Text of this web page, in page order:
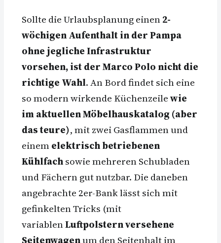
Sollte die Urlaubsplanung einen2-
wöchigen Aufenthalt in der Pampa
ohne jegliche Infrastruktur
vorsehen, ist der Marco Polo nicht die
richtige Wahl. An Bord findet sich eine
so modern wirkende Küchenzeilewie
im aktuellen Möbelhauskatalog (aber
das teure), mit zwei Gasflammen und
einemelektrisch betriebenen
Kühlfachsowie mehreren Schubladen
und Fächern gut nutzbar. Die daneben
angebrachte 2er-Bank lässt sich mit
gefinkelten Tricks (mit
variablenLuftpolstern versehene
Seitenwagenum den Seitenhalt im